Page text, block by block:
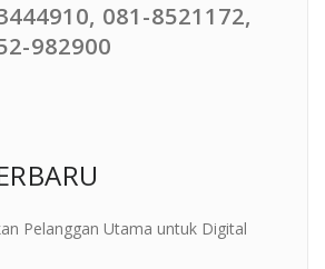
081-8521172,
982900
Pelanggan Utama untuk Digital